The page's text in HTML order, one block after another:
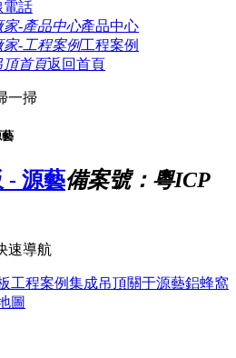
電話
產品中心
工程案例
返回首頁
一掃
備案號：粵ICP
速導航
工程案例集成吊頂關于源藝鋁蜂窩
圖